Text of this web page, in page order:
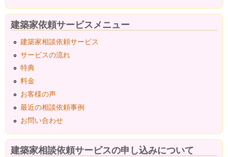
建築家依頼サービスメニュー
建築家相談依頼サービス
サービスの流れ
特典
料金
お客様の声
最近の相談依頼事例
お問い合わせ
建築家相談依頼サービスの申し込みについて